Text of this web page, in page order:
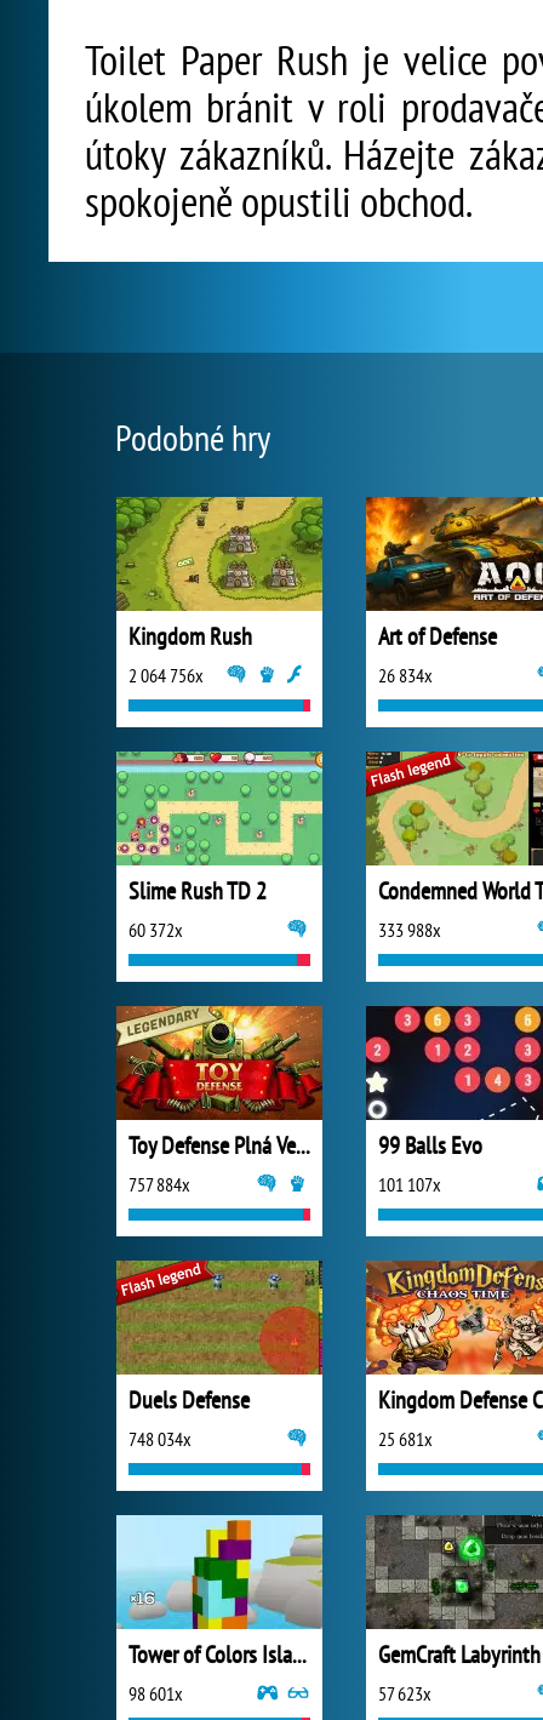
Toilet Paper Rush je velice
úkolem bránit v roli
útoky zákazníků. Házejte
spokojeně opustili obchod.
Podobné hry
Kingdom Rush
2 064 756x
Art of Defense
26 834x
Slime Rush TD 2
60 372x
Condemned World
333 988x
Toy Defense Plná Verze
757 884x
99 Balls Evo
101 107x
Duels Defense
748 034x 25 681x
Tower of Colors Island Edition
98 601x
GemCraft Labyrinth
57 623x